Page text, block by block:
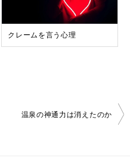
クレームを言う心理
温泉の神通力は消えたのか